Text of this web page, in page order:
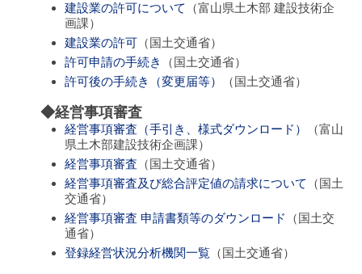
建設業の許可について
（富山県土木部 建設技術企
画課）
建設業の許可 （国土交通省）
許可申請の手続き
（国土交通省）
許可後の手続き（変更届等）
（国土交通省）
◆経営事項審査
経営事項審査（手引き、様式ダウンロード）
（富山
県土木部建設技術企画課）
経営事項審査 （国土交通省）
経営事項審査及び総合評定値の請求について
（国土
交通省）
経営事項審査 申請書類等のダウンロード
（国土交
通省）
登録経営状況分析機関一覧 （国土交通省）